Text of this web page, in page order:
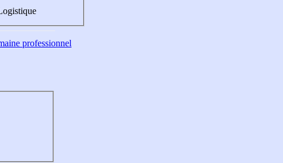
professionnel